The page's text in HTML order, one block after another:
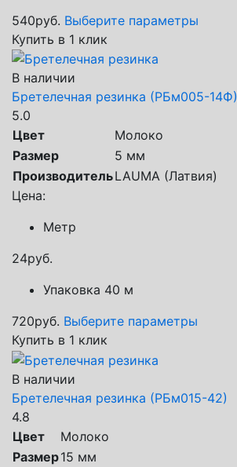
540руб. Выберите параметры
Купить в 1 клик
В наличии
Бретелечная резинка (РБм005-14Ф)
5.0
Цвет
Молоко
Размер
5 мм
ПроизводительLAUMA (Латвия)
Цена:
Метр
24руб.
Упаковка 40 м
720руб. Выберите параметры
Купить в 1 клик
В наличии
Бретелечная резинка (РБм015-42)
4.8
Цвет
Молоко
Размер15 мм